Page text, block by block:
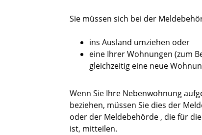
Sie müssen sich bei der
ins Ausland umziehen oder
eine Ihrer Wohnungen (zum
gleichzeitig eine neue
Wenn Sie Ihre Nebenwohnung
beziehen, müssen Sie dies der
oder der Meldebehörde , die für
ist, mitteilen.